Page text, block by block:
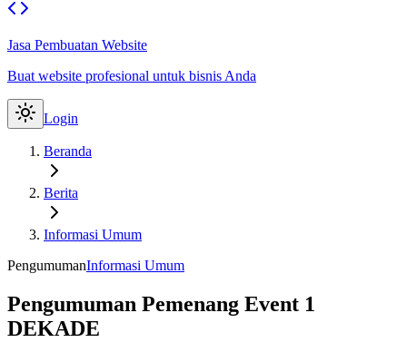
Jasa Pembuatan Website
Buat website profesional untuk bisnis Anda
Login
Beranda
Berita
Informasi Umum
PengumumanInformasi Umum
Pengumuman Pemenang Event 1
DEKADE